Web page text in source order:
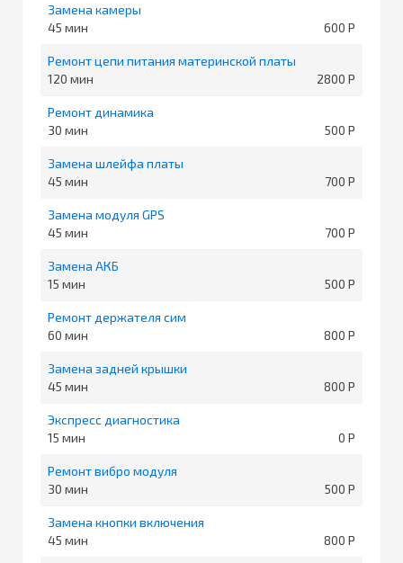
Замена камеры
45
600
Ремонт цепи питания материнской платы
120
2800
Ремонт динамика
30
500
Замена шлейфа платы
45
700
Замена модуля GPS
45
700
Замена АКБ
15
500
Ремонт держателя сим
60
800
Замена задней крышки
45
800
Экспресс диагностика
15
0
Ремонт вибро модуля
30
500
Замена кнопки включения
45
800